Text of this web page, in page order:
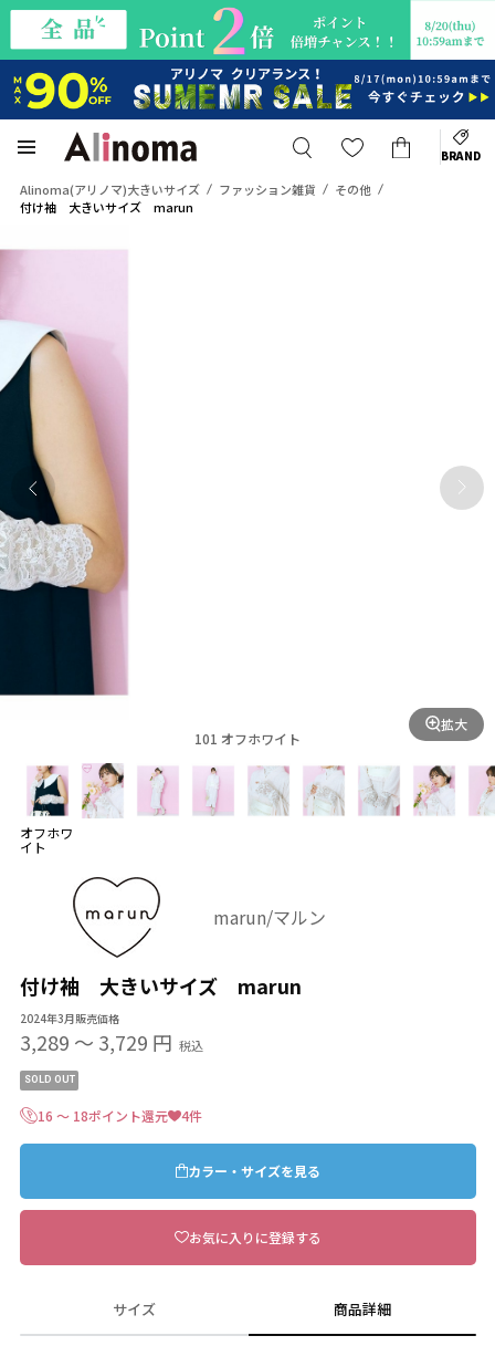
BRAND
Alinoma(アリノマ)大きいサイズ ファッション雑貨
その他
付け袖 大きいサイズ marun
101 オフホワイト
拡大
オフホワ
イト
marun/マルン
付け袖 大きいサイズ marun
2024年3月販売価格
3,289 〜 3,729 円 税込
SOLD OUT
16 ～ 18ポイント還元 4件
カラー・サイズを見る
お気に入りに登録する
サイズ 商品詳細